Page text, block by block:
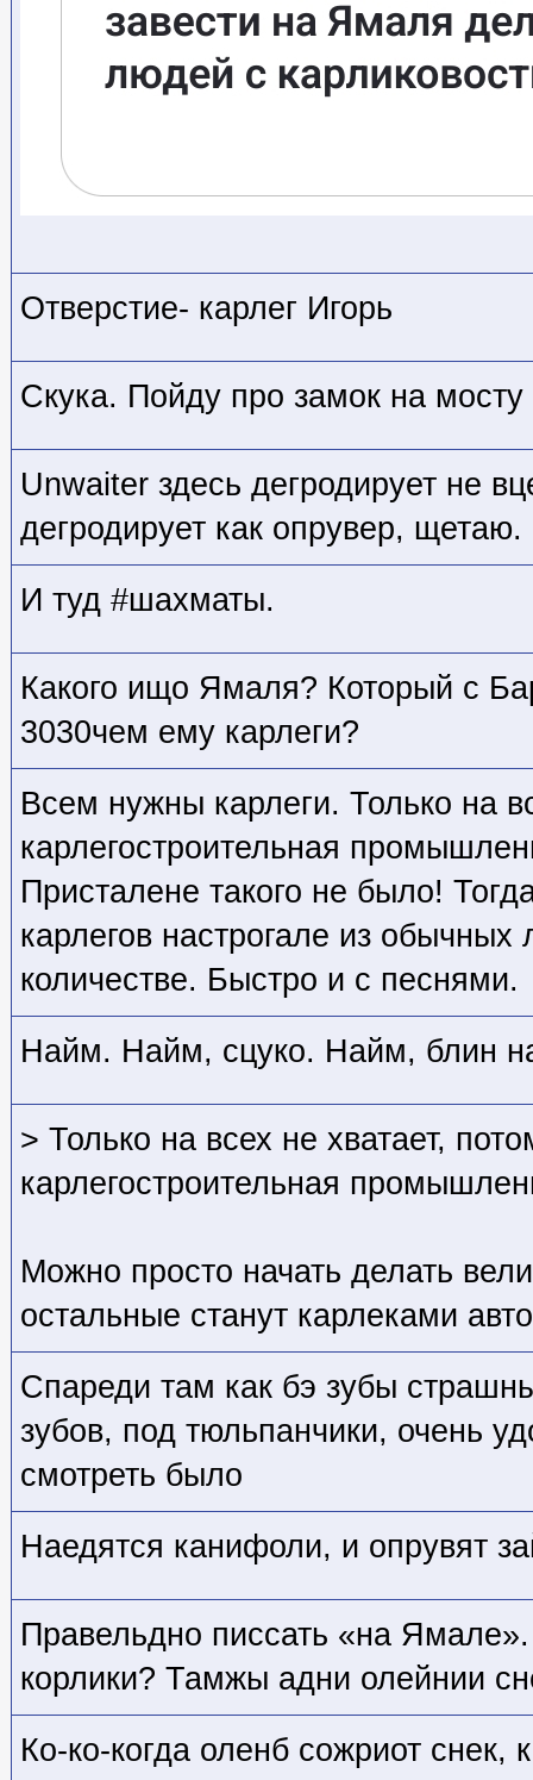
Отверстие- карлег Игорь
Скука. Пойду про замок на мосту
Unwaiter здесь дегродирует не
дегродирует как опрувер, щетаю.
И туд #шахматы.
Какого ищо Ямаля? Который с
3030чем ему карлеги?
Всем нужны карлеги. Только на
карлегостроительная
Присталене такого не было!
карлегов настрогале из
количестве. Быстро и с песнями.
Найм. Найм, сцуко. Найм, блин
> Только на всех не хватает,
карлегостроительная
Можно просто начать делать
остальные станут карлеками
Спареди там как бэ зубы
зубов, под тюльпанчики, очень
смотреть было
Наедятся канифоли, и опрувят
Правельдно писсать «на
корлики? Тамжы адни олейнии
Ко-ко-когда оленб сожриот снек,